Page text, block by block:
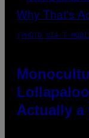
(PHOTO VIA T-
Actually a